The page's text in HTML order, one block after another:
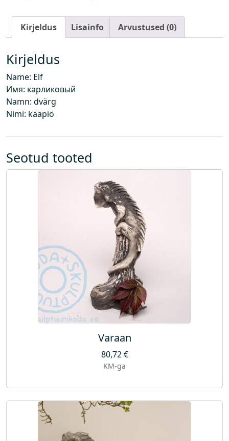
g
u
s
Kirjeldus Lisainfo Arvustused (0)
Kirjeldus
Name: Elf
Имя: карликовый
Namn: dvärg
Nimi: kääpiö
Seotud tooted
Varaan
80,72€
KM-ga